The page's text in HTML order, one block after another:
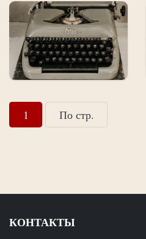
1 По стр.
КОНТАКТЫ